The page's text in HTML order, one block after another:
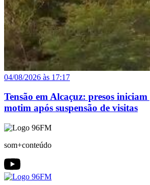
04/08/2026 às 17:17
Tensão em Alcaçuz: presos
motim após suspensão de visitas
som+conteúdo